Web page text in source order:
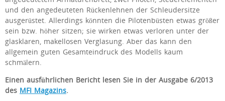
und den angedeuteten Rückenlehnen der Schleudersitze
ausgerüstet. Allerdings könnten die Pilotenbüsten etwas größer
sein bzw. höher sitzen; sie wirken etwas verloren unter der
glasklaren, makellosen Verglasung. Aber das kann den
allgemein guten Gesamteindruck des Modells kaum
schmälern.
Einen ausführlichen Bericht lesen Sie in der Ausgabe 6/2013
des MFI Magazins.